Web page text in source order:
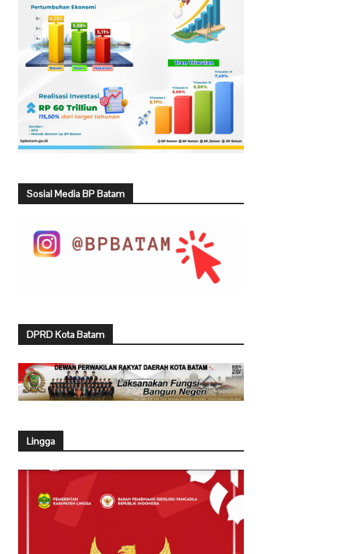
Sosial Media BP Batam
DPRD Kota Batam
Lingga